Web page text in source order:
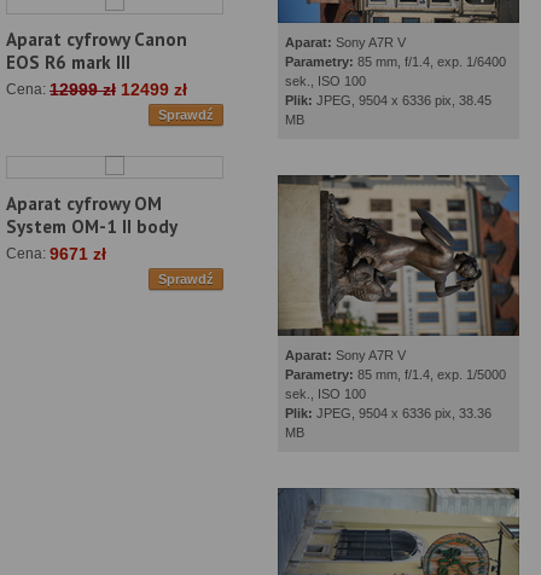
Aparat cyfrowy Canon
EOS R6 mark III
Cena: 12999 zł 12499 zł
Sprawdź
Aparat cyfrowy OM
System OM-1 II body
Cena: 9671 zł
Sprawdź
Aparat: Sony A7R V
Parametry: 85 mm, f/1.4, exp. 1/6400
sek., ISO 100
Plik: JPEG, 9504 x 6336 pix, 38.45
MB
Aparat: Sony A7R V
Parametry: 85 mm, f/1.4, exp. 1/5000
sek., ISO 100
Plik: JPEG, 9504 x 6336 pix, 33.36
MB